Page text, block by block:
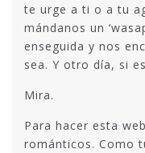
te urge a ti o a tu
mándanos un
enseguida y nos
sea. Y otro día, si
Mira.
Para hacer esta
románticos. Como